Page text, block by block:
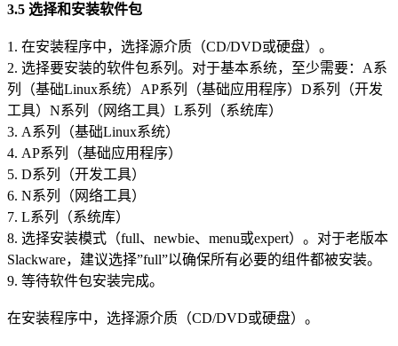
3.5 选择和安装软件包
1. 在安装程序中，选择源介质（CD/DVD或硬盘）。
2. 选择要安装的软件包系列。对于基本系统，至少需要：A系
列（基础Linux系统）AP系列（基础应用程序）D系列（开发
工具）N系列（网络工具）L系列（系统库）
3. A系列（基础Linux系统）
4. AP系列（基础应用程序）
5. D系列（开发工具）
6. N系列（网络工具）
7. L系列（系统库）
8. 选择安装模式（full、newbie、menu或expert）。对于老版本
Slackware，建议选择”full”以确保所有必要的组件都被安装。
9. 等待软件包安装完成。
在安装程序中，选择源介质（CD/DVD或硬盘）。